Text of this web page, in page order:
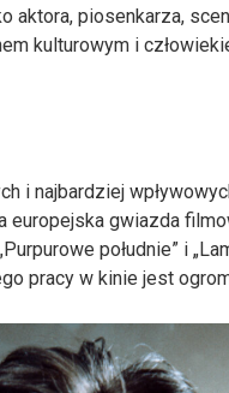
aktora, piosenkarza,
kulturowym i
i najbardziej
europejska gwiazda
południe” i
pracy w kinie jest